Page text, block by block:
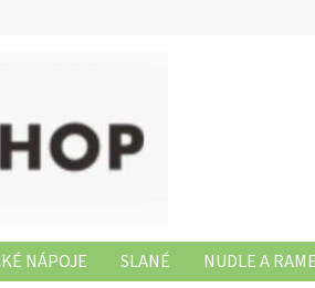
NÁPOJE SLANÉ NUDLE A